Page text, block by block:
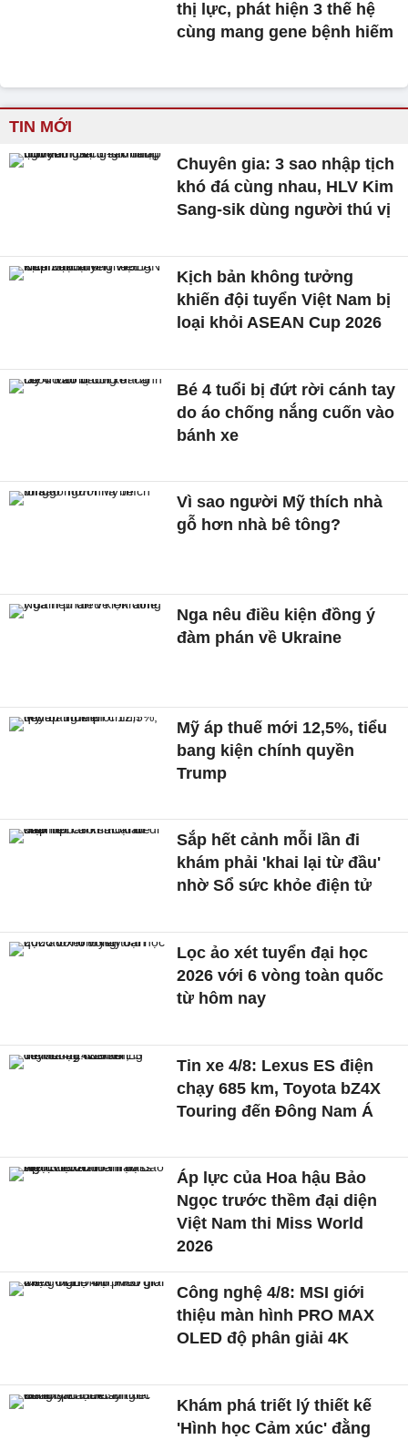
thị lực, phát hiện 3 thế hệ
cùng mang gene bệnh hiếm
TIN MỚI
Chuyên gia: 3 sao nhập tịch
khó đá cùng nhau, HLV Kim
Sang-sik dùng người thú vị
Kịch bản không tưởng
khiến đội tuyển Việt Nam bị
loại khỏi ASEAN Cup 2026
Bé 4 tuổi bị đứt rời cánh tay
do áo chống nắng cuốn vào
bánh xe
Vì sao người Mỹ thích nhà
gỗ hơn nhà bê tông?
Nga nêu điều kiện đồng ý
đàm phán về Ukraine
Mỹ áp thuế mới 12,5%, tiểu
bang kiện chính quyền
Trump
Sắp hết cảnh mỗi lần đi
khám phải 'khai lại từ đầu'
nhờ Sổ sức khỏe điện tử
Lọc ảo xét tuyển đại học
2026 với 6 vòng toàn quốc
từ hôm nay
Tin xe 4/8: Lexus ES điện
chạy 685 km, Toyota bZ4X
Touring đến Đông Nam Á
Áp lực của Hoa hậu Bảo
Ngọc trước thềm đại diện
Việt Nam thi Miss World
2026
Công nghệ 4/8: MSI giới
thiệu màn hình PRO MAX
OLED độ phân giải 4K
Khám phá triết lý thiết kế
'Hình học Cảm xúc' đằng